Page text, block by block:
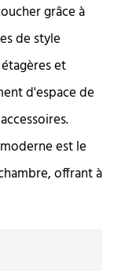
grâce à
de style
et
d'espace de
est le
offrant à